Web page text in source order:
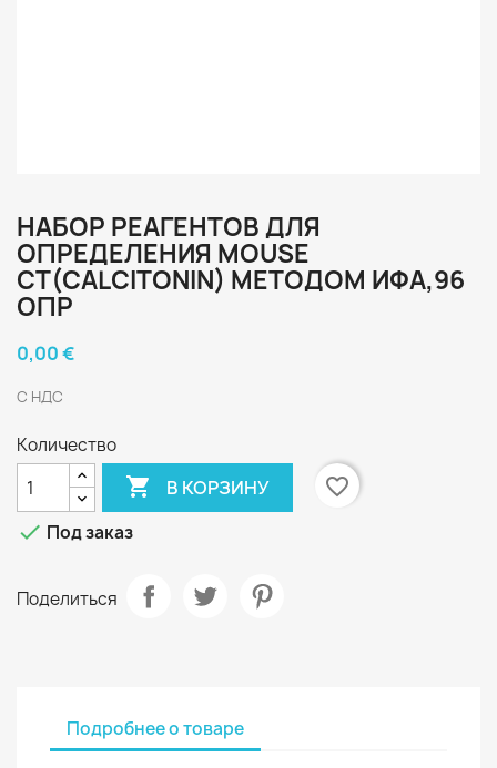
НАБОР РЕАГЕНТОВ ДЛЯ
ОПРЕДЕЛЕНИЯ MOUSE
CT(CALCITONIN) МЕТОДОМ ИФА,96
ОПР
0,00 €
С НДС
Количество
 В КОРЗИНУ
favorite_border
 Под заказ
Поделиться
Подробнее о товаре